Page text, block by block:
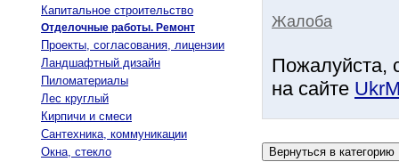
Капитальное строительство
Отделочные работы. Ремонт
Проекты, согласования, лицензии
Ландшафтный дизайн
Пиломатериалы
Лес круглый
Кирпичи и смеси
Сантехника, коммуникации
Окна, стекло
Жалоба
Пожалуйста,
на сайте